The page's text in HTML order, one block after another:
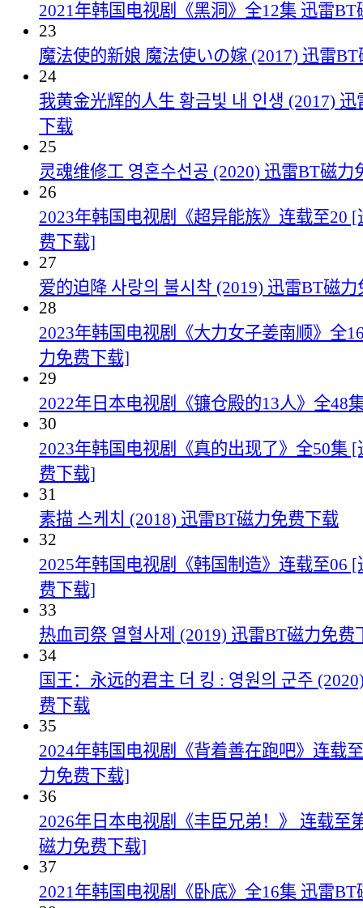
2021年韩国电视剧《黑洞》全12集 迅雷
23
魔法使的新娘 魔法使いの嫁 (2017) 迅雷
24
我黄金光辉的人生 황금빛 내 인생 (2017)
下载
25
灵魂维修工 영혼수선공 (2020) 迅雷BT磁力
26
2023年韩国电视剧《超异能族》连载至20
费下载]
27
爱的迫降 사랑의 불시착 (2019) 迅雷BT磁
28
2023年韩国电视剧《大力女子姜南顺》全
力免费下载]
29
2022年日本电视剧《镰仓殿的13人》全48
30
2023年韩国电视剧《真的出现了》全50集
费下载]
31
素描 스케치 (2018) 迅雷BT磁力免费下载
32
2025年韩国电视剧《韩国制造》连载至06
费下载]
33
热血司祭 열혈사제 (2019) 迅雷BT磁力免费
34
国王：永远的君主 더 킹 : 영원의 군주
费下载
35
2024年韩国电视剧《背着善在跑吧》连载
力免费下载]
36
2026年日本电视剧《丰臣兄弟！》 连载至
磁力免费下载]
37
2021年韩国电视剧《卧底》全16集 迅雷